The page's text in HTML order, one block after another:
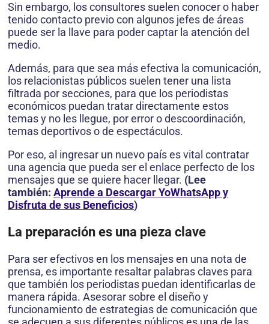
Sin embargo, los consultores suelen conocer o haber
tenido contacto previo con algunos jefes de áreas
puede ser la llave para poder captar la atención del
medio.
Además, para que sea más efectiva la comunicación,
los relacionistas públicos suelen tener una lista
filtrada por secciones, para que los periodistas
económicos puedan tratar directamente estos
temas y no les llegue, por error o descoordinación,
temas deportivos o de espectáculos.
Por eso, al ingresar un nuevo país es vital contratar
una agencia que pueda ser el enlace perfecto de los
mensajes que se quiere hacer llegar. (Lee
también: Aprende a Descargar YoWhatsApp y
Disfruta de sus Beneficios)
La preparación es una pieza clave
Para ser efectivos en los mensajes en una nota de
prensa, es importante resaltar palabras claves para
que también los periodistas puedan identificarlas de
manera rápida. Asesorar sobre el diseño y
funcionamiento de estrategias de comunicación que